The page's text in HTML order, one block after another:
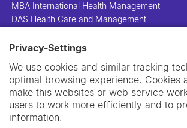
Privacy-Settings
We use cookies and similar tracking
optimal browsing experience. Cookies
make this websites or web service
users to work more efficiently and to
information.
MBA International Health Management
DAS Health Care and Management
People
Projects
Publications
Library
Support us
Contact us